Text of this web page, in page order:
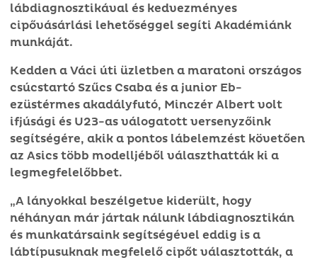
lábdiagnosztikával és kedvezményes
cipővásárlási lehetőséggel segíti Akadémiánk
munkáját.
Kedden a Váci úti üzletben a maratoni országos
csúcstartó Szűcs Csaba és a junior Eb-
ezüstérmes akadályfutó, Minczér Albert volt
ifjúsági és U23-as válogatott versenyzőink
segítségére, akik a pontos lábelemzést követően
az Asics több modelljéből választhatták ki a
legmegfelelőbbet.
„A lányokkal beszélgetve kiderült, hogy
néhányan már jártak nálunk lábdiagnosztikán
és munkatársaink segítségével eddig is a
lábtípusuknak megfelelő cipőt választották, a